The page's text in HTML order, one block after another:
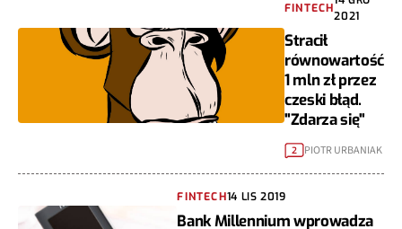
FINTECH
2021
Stracił
równowartość
1 mln zł przez
czeski błąd.
"Zdarza się"
2 PIOTR URBANIAK
FINTECH14 LIS 2019
Bank Millennium wprowadza